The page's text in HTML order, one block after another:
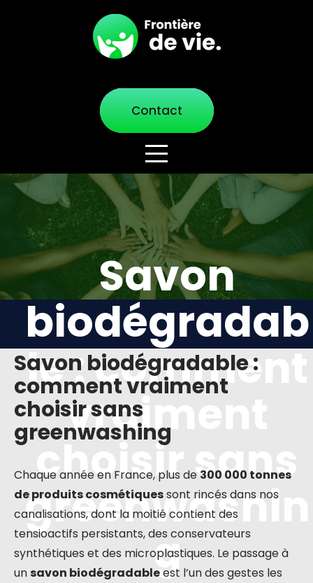
Contact
Savon
biodégradab
le : comment
vraiment
choisir sans
greenwashin
g
Savon biodégradable :
comment vraiment
choisir sans
greenwashing
Chaque année en France, plus de 300 000 tonnes
de produits cosmétiquessont rincés dans nos
canalisations, dont la moitié contient des
tensioactifs persistants, des conservateurs
synthétiques et des microplastiques. Le passage à
un savon biodégradableest l’un des gestes les